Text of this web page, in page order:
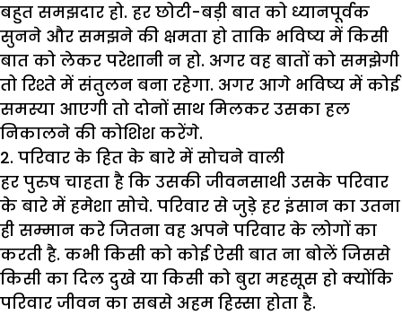
बहुत समझदार हो. हर छोटी-बड़ी बात को ध्यानपूर्वक
सुनने और समझने की क्षमता हो ताकि भविष्य में किसी
बात को लेकर परेशानी न हो. अगर वह बातों को समझेगी
तो रिश्ते में संतुलन बना रहेगा. अगर आगे भविष्य में कोई
समस्या आएगी तो दोनों साथ मिलकर उसका हल
निकालने की कोशिश करेंगे.
2. परिवार के हित के बारे में सोचने वाली
हर पुरुष चाहता है कि उसकी जीवनसाथी उसके परिवार
के बारे में हमेशा सोचे. परिवार से जुड़े हर इंसान का उतना
ही सम्मान करे जितना वह अपने परिवार के लोगों का
करती है. कभी किसी को कोई ऐसी बात ना बोलें जिससे
किसी का दिल दुखे या किसी को बुरा महसूस हो क्योंकि
परिवार जीवन का सबसे अहम हिस्सा होता है.